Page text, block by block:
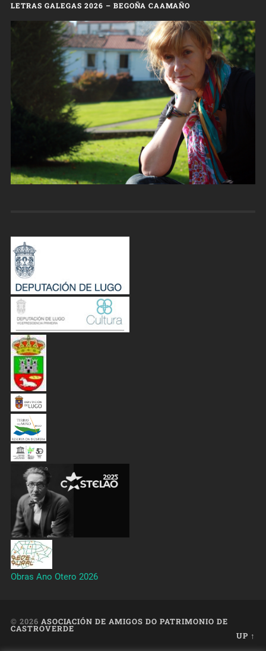
LETRAS GALEGAS 2026 – BEGOÑA CAAMAÑO
Obras Ano Otero 2026
© 2026 ASOCIACIÓN DE AMIGOS DO PATRIMONIO DE
CASTROVERDE
UP ↑